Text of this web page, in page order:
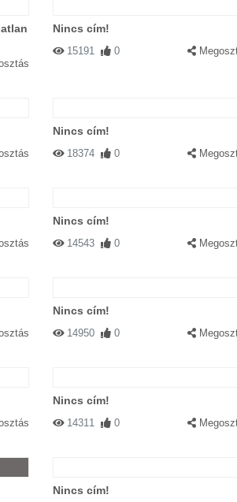
Nincs cím!
15191 0
Nincs cím!
18374 0
Nincs cím!
14543 0
Nincs cím!
14950 0
Nincs cím!
14311 0
Nincs cím!